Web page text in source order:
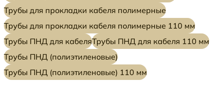
Трубы для прокладки кабеля полимерные
Трубы для прокладки кабеля полимерные 110 мм
Трубы ПНД для кабеляТрубы ПНД для кабеля 110 мм
Трубы ПНД (полиэтиленовые)
Трубы ПНД (полиэтиленовые) 110 мм